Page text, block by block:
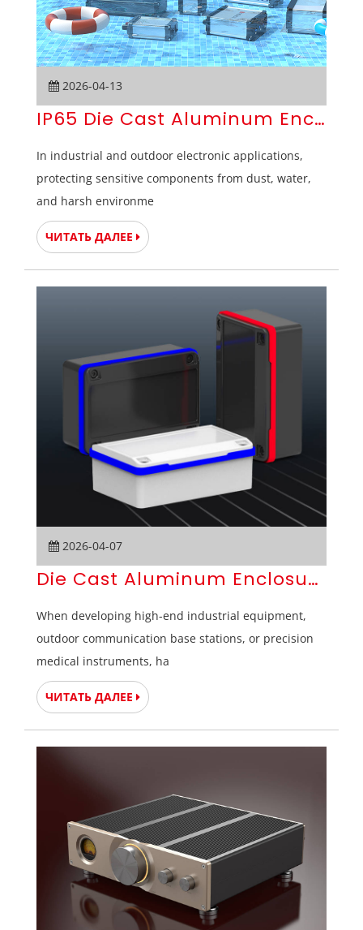
2026-04-13
IP65 Die Cast Aluminum
In industrial and outdoor electronic applications,
protecting sensitive components from dust, water,
and harsh environme
ЧИТАТЬ ДАЛЕЕ
2026-04-07
Die Cast Aluminum Enclosure
When developing high-end industrial equipment,
outdoor communication base stations, or precision
medical instruments, ha
ЧИТАТЬ ДАЛЕЕ